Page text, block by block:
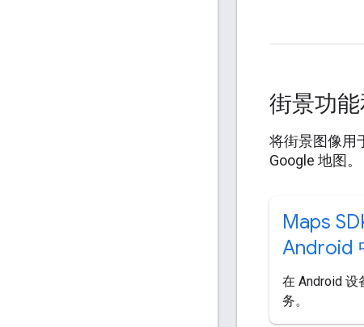
街景功能
将街景图像用
Google 地图。
Maps
Android
在 Android 设
务。